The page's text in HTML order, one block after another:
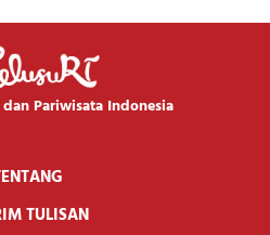
Pariwisata Indonesia
TULISAN